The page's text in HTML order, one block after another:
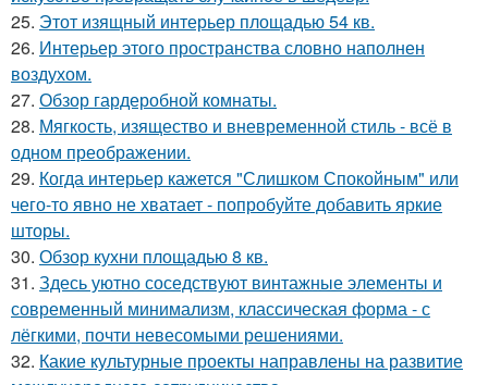
25. Этот изящный интерьер площадью 54 кв.
26. Интерьер этого пространства словно наполнен
воздухом.
27. Обзор гардеробной комнаты.
28. Мягкость, изящество и вневременной стиль - всё в
одном преображении.
29. Когда интерьер кажется "Слишком Спокойным" или
чего-то явно не хватает - попробуйте добавить яркие
шторы.
30. Обзор кухни площадью 8 кв.
31. Здесь уютно соседствуют винтажные элементы и
современный минимализм, классическая форма - с
лёгкими, почти невесомыми решениями.
32. Какие культурные проекты направлены на развитие